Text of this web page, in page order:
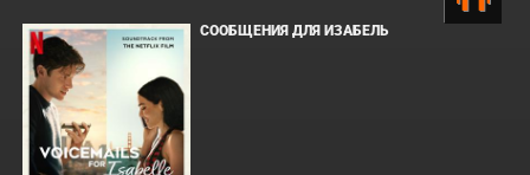
СООБЩЕНИЯ ДЛЯ ИЗАБЕЛЬ